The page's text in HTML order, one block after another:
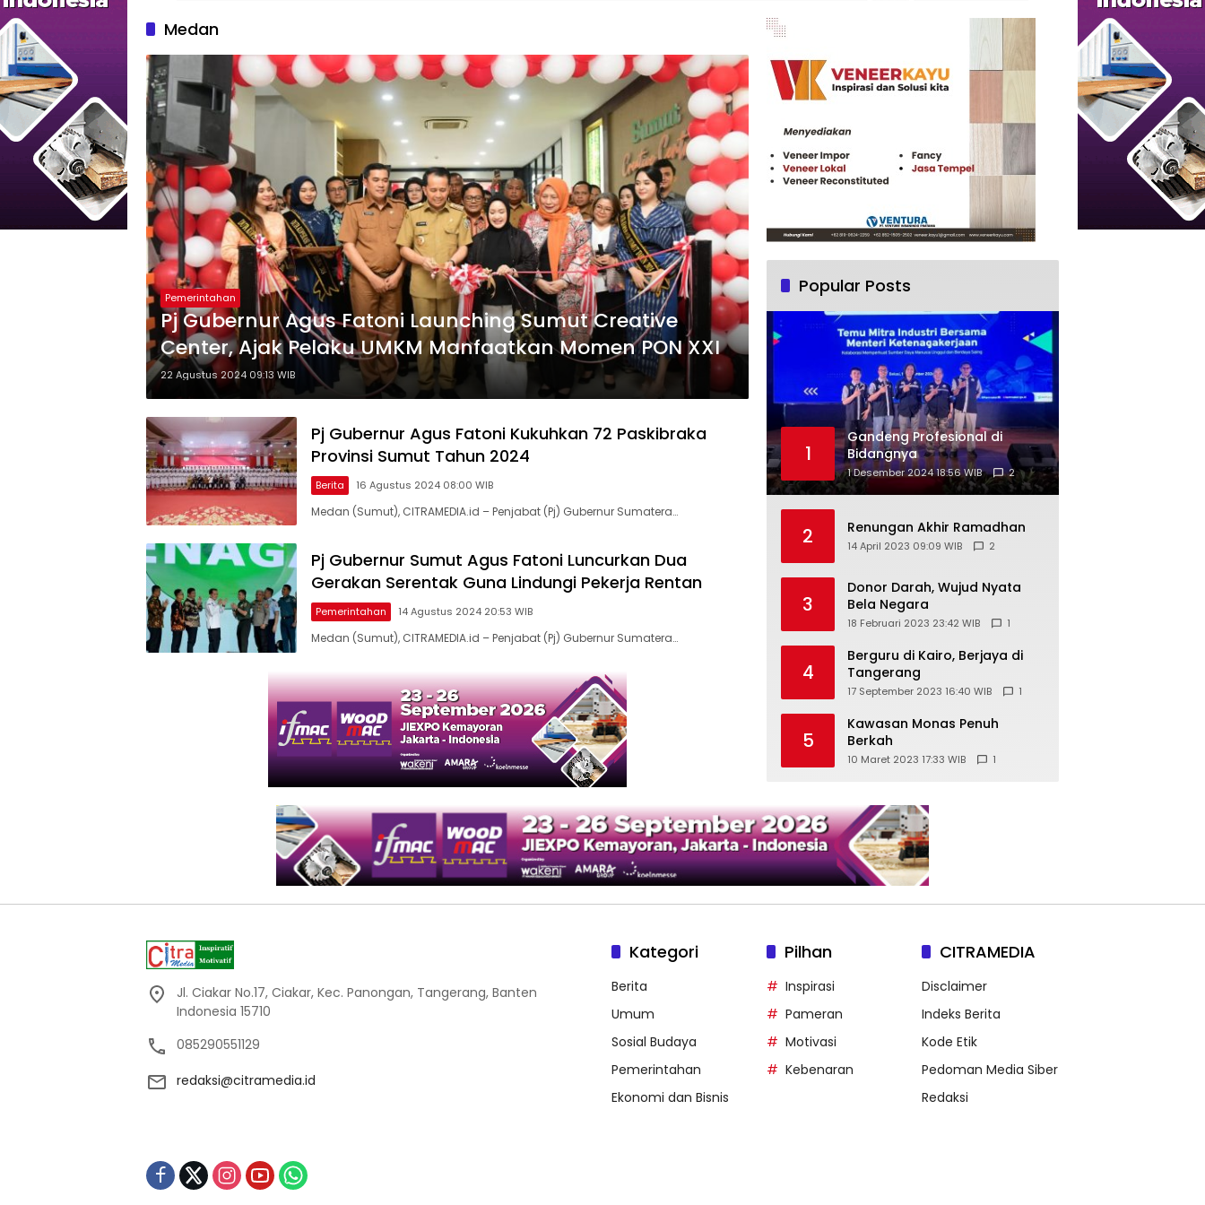
Medan
Pemerintahan
Pj Gubernur Agus Fatoni Launching Sumut Creative
Center, Ajak Pelaku UMKM Manfaatkan Momen PON XXI
22 Agustus 2024 09:13 WIB
Pj Gubernur Agus Fatoni Kukuhkan 72 Paskibraka
Provinsi Sumut Tahun 2024
Berita 16 Agustus 2024 08:00 WIB
Medan (Sumut), CITRAMEDIA.id – Penjabat (Pj) Gubernur Sumatera…
Pj Gubernur Sumut Agus Fatoni Luncurkan Dua
Gerakan Serentak Guna Lindungi Pekerja Rentan
Pemerintahan 14 Agustus 2024 20:53 WIB
Medan (Sumut), CITRAMEDIA.id – Penjabat (Pj) Gubernur Sumatera…
Popular Posts
1
Gandeng Profesional di
Bidangnya
1 Desember 2024 18:56 WIB 2
2 Renungan Akhir Ramadhan
14 April 2023 09:09 WIB 2
3
Donor Darah, Wujud Nyata
Bela Negara
18 Februari 2023 23:42 WIB 1
4
Berguru di Kairo, Berjaya di
Tangerang
17 September 2023 16:40 WIB 1
5
Kawasan Monas Penuh
Berkah
10 Maret 2023 17:33 WIB 1
Jl. Ciakar No.17, Ciakar, Kec. Panongan, Tangerang, Banten
Indonesia 15710
085290551129
redaksi@citramedia.id
Kategori
Berita
Umum
Sosial Budaya
Pemerintahan
Ekonomi dan Bisnis
Pilhan
Inspirasi
Pameran
Motivasi
Kebenaran
CITRAMEDIA
Disclaimer
Indeks Berita
Kode Etik
Pedoman Media Siber
Redaksi